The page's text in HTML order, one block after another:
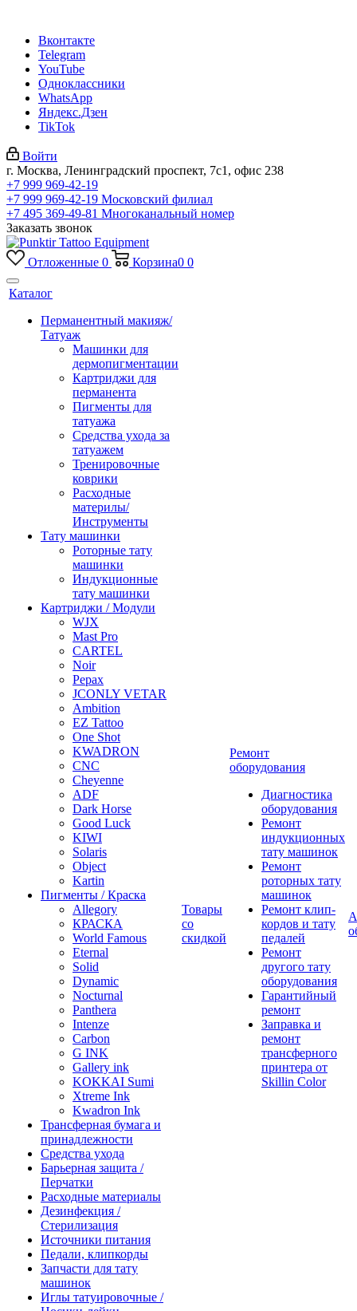
Вконтакте
Telegram
YouTube
Одноклассники
WhatsApp
Яндекс.Дзен
TikTok
Войти
г. Москва, Ленинградский проспект, 7с1, офис 238
+7 999 969-42-19
+7 999 969-42-19 Московский филиал
+7 495 369-49-81 Многоканальный номер
Заказать звонок
Отложенные 0 Корзина0 0
Каталог
Перманентный макияж/
Татуаж
Машинки для
дермопигментации
Картриджи для
перманента
Пигменты для
татуажа
Средства ухода за
татуажем
Тренировочные
коврики
Расходные
материлы/
Инструменты
Тату машинки
Роторные тату
машинки
Индукционные
тату машинки
Картриджи / Модули
WJX
Mast Pro
CARTEL
Noir
Pepax
JCONLY VETAR
Ambition
EZ Tattoo
One Shot
KWADRON
CNC
Cheyenne
ADF
Dark Horse
Good Luck
KIWI
Solaris
Object
Kartin
Пигменты / Краска
Allegory
КРАСКА
World Famous
Eternal
Solid
Dynamic
Nocturnal
Panthera
Intenze
Carbon
G INK
Gallery ink
KOKKAI Sumi
Xtreme Ink
Kwadron Ink
Трансферная бумага и
принадлежности
Средства ухода
Барьерная защита /
Перчатки
Расходные материалы
Дезинфекция /
Стерилизация
Источники питания
Педали, клипкорды
Запчасти для тату
машинок
Иглы татуировочные /
Товары
со
скидкой
Ремонт
оборудования
Диагностика
оборудования
Ремонт
индукционных
тату машинок
Ремонт
роторных тату
машинок
Ремонт клип-
кордов и тату
педалей
Ремонт
другого тату
оборудования
Гарантийный
ремонт
Заправка и
ремонт
трансферного
принтера от
Skillin Color